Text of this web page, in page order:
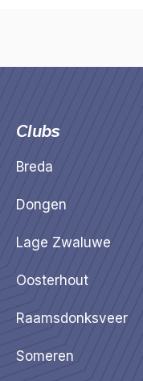
Clubs
Breda
Dongen
Lage Zwaluwe
Oosterhout
Raamsdonksveer
Someren